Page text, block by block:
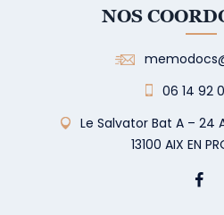
NOS
06 14 92
Le Salvator Bat A – 24
13100 AIX EN